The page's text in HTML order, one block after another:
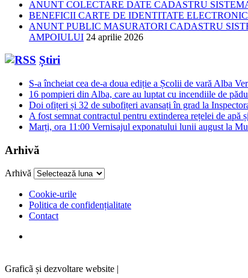
ANUNT COLECTARE DATE CADASTRU
BENEFICII CARTE DE IDENTITATE
ANUNT PUBLIC MASURATORI CADASTRU
AMPOIULUI 24 aprilie 2026
Știri
S-a încheiat cea de-a doua ediție a Școlii de vară Alba
16 pompieri din Alba, care au luptat cu incendiile de
Doi ofițeri și 32 de subofițeri avansați în grad la
A fost semnat contractul pentru extinderea rețelei de
Marți, ora 11:00 Vernisajul exponatului lunii august la
Arhivă
Arhivă
Cookie-urile
Politica de confidențialitate
Contact
Graficã și dezvoltare website |